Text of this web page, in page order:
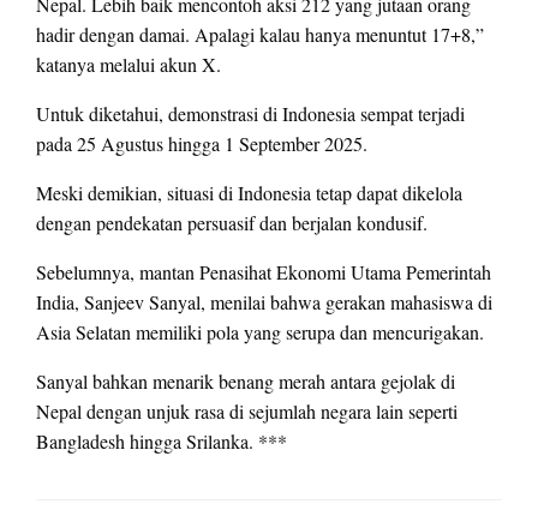
hadir dengan damai. Apalagi kalau hanya menuntut 17+8,”
katanya melalui akun X.
Untuk diketahui, demonstrasi di Indonesia sempat terjadi
pada 25 Agustus hingga 1 September 2025.
Meski demikian, situasi di Indonesia tetap dapat dikelola
dengan pendekatan persuasif dan berjalan kondusif.
Sebelumnya, mantan Penasihat Ekonomi Utama Pemerintah
India, Sanjeev Sanyal, menilai bahwa gerakan mahasiswa di
Asia Selatan memiliki pola yang serupa dan mencurigakan.
Sanyal bahkan menarik benang merah antara gejolak di
Nepal dengan unjuk rasa di sejumlah negara lain seperti
Bangladesh hingga Srilanka. ***